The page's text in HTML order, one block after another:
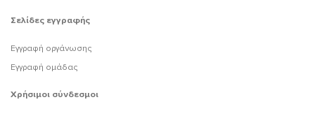
Σελίδες εγγραφής
Εγγραφή οργάνωσης
Εγγραφή ομάδας
Χρήσιμοι σύνδεσμοι